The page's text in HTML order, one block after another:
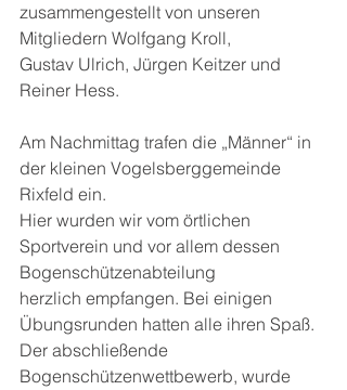
zusammengestellt von unseren
Mitgliedern Wolfgang Kroll,
Gustav Ulrich, Jürgen Keitzer und
Reiner Hess.
Am Nachmittag trafen die „Männer“ in
der kleinen Vogelsberggemeinde
Rixfeld ein.
Hier wurden wir vom örtlichen
Sportverein und vor allem dessen
Bogenschützenabteilung
herzlich empfangen. Bei einigen
Übungsrunden hatten alle ihren Spaß.
Der abschließende
Bogenschützenwettbewerb, wurde